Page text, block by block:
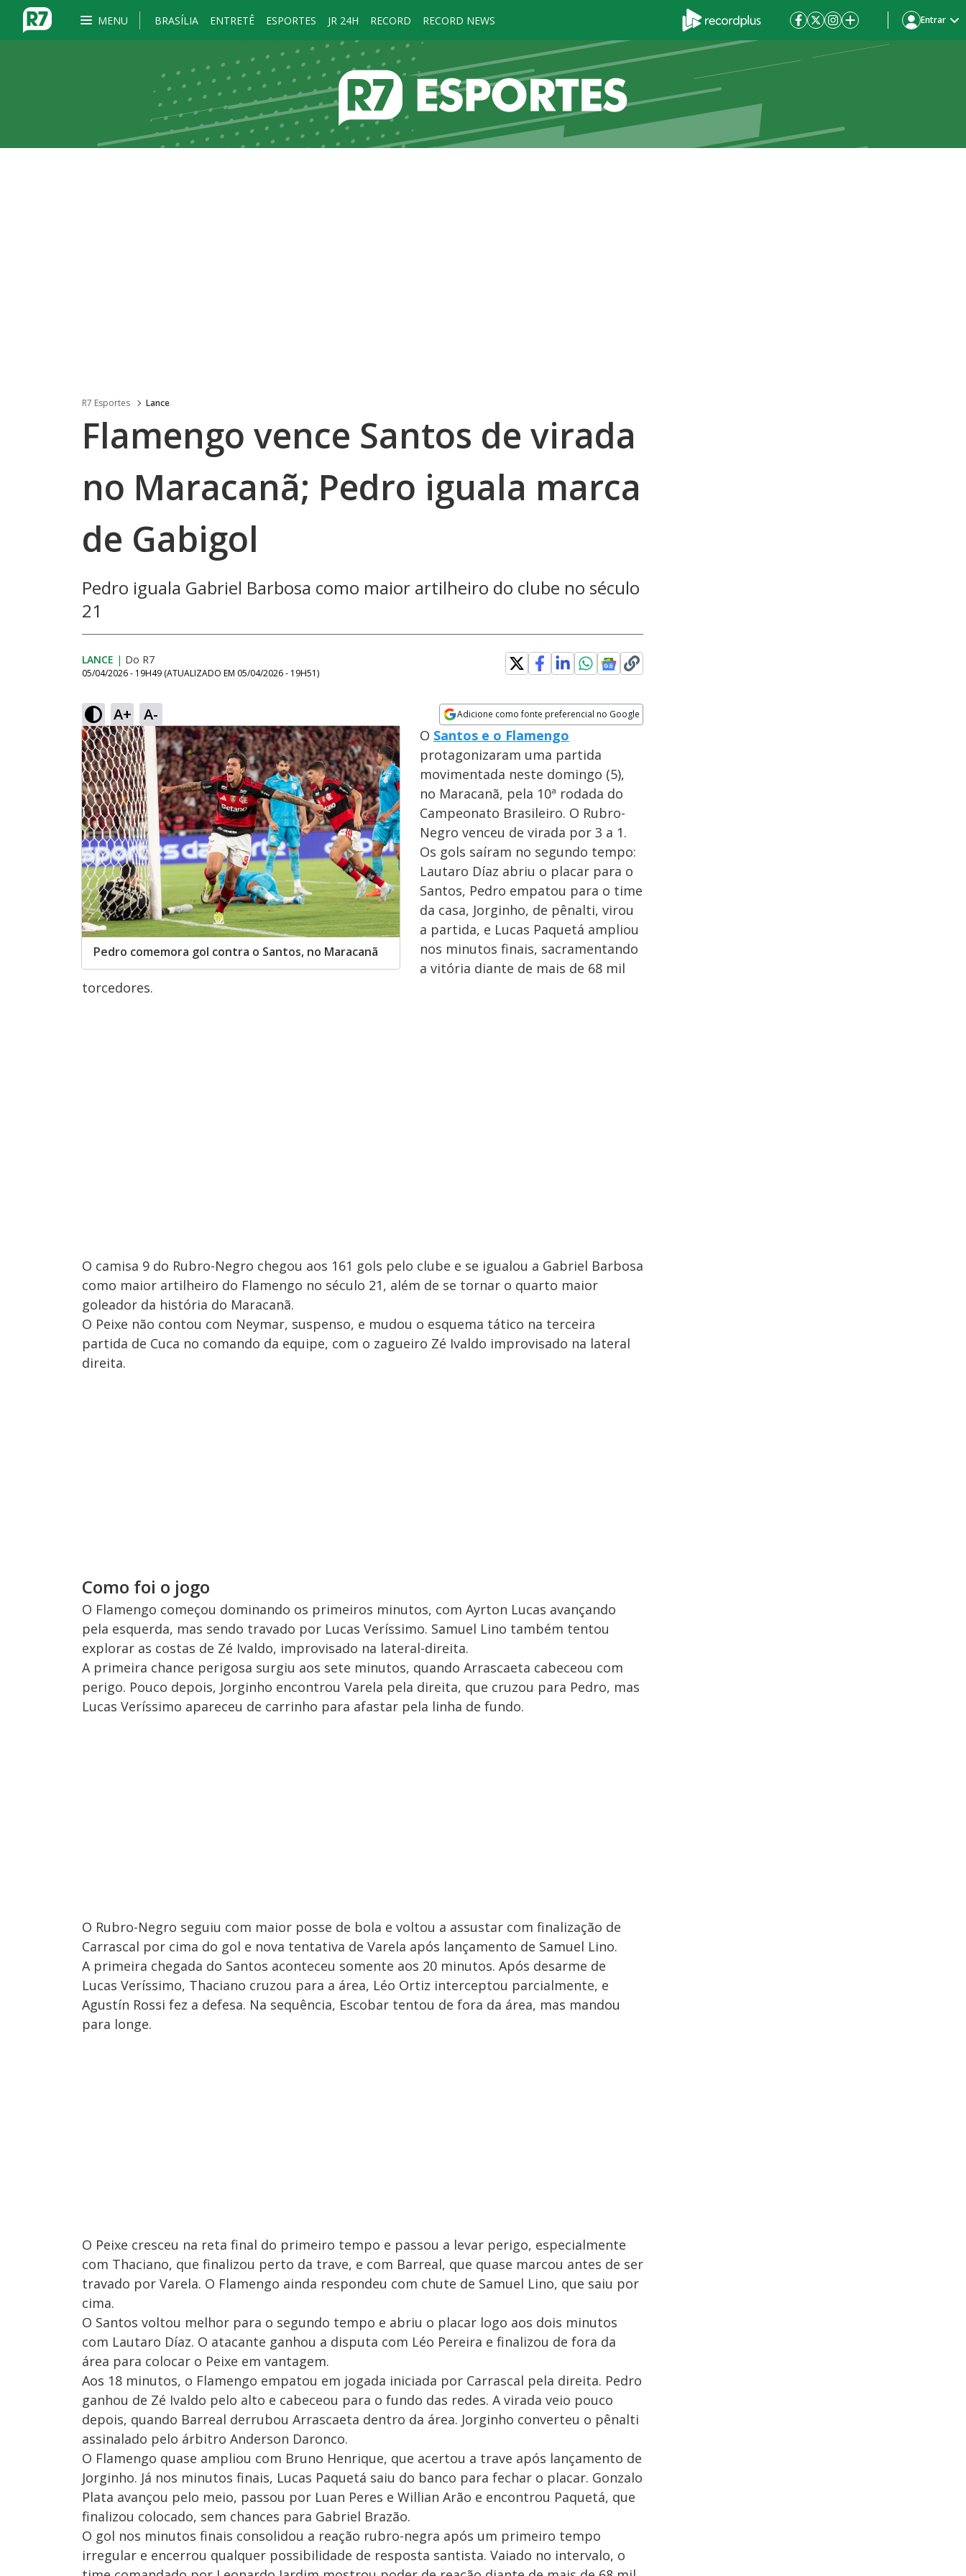
MENU BRASÍLIA ENTRETÊ ESPORTES JR 24H RECORD RECORD NEWS Entrar
R7 Esportes Lance
Flamengo vence Santos de virada
no Maracanã; Pedro iguala marca
de Gabigol
Pedro iguala Gabriel Barbosa como maior artilheiro do clube no século
21
LANCE | Do R7
05/04/2026 - 19H49 (ATUALIZADO EM 05/04/2026 - 19H51)
A+ A- Adicione como fonte preferencial no Google
Opens in new window
Pedro comemora gol contra o Santos, no Maracanã
O Santos e o Flamengo
protagonizaram uma partida
movimentada neste domingo (5),
no Maracanã, pela 10ª rodada do
Campeonato Brasileiro. O Rubro-
Negro venceu de virada por 3 a 1.
Os gols saíram no segundo tempo:
Lautaro Díaz abriu o placar para o
Santos, Pedro empatou para o time
da casa, Jorginho, de pênalti, virou
a partida, e Lucas Paquetá ampliou
nos minutos finais, sacramentando
a vitória diante de mais de 68 mil
torcedores.
O camisa 9 do Rubro-Negro chegou aos 161 gols pelo clube e se igualou a Gabriel Barbosa
como maior artilheiro do Flamengo no século 21, além de se tornar o quarto maior
goleador da história do Maracanã.
O Peixe não contou com Neymar, suspenso, e mudou o esquema tático na terceira
partida de Cuca no comando da equipe, com o zagueiro Zé Ivaldo improvisado na lateral
direita.
Como foi o jogo
O Flamengo começou dominando os primeiros minutos, com Ayrton Lucas avançando
pela esquerda, mas sendo travado por Lucas Veríssimo. Samuel Lino também tentou
explorar as costas de Zé Ivaldo, improvisado na lateral-direita.
A primeira chance perigosa surgiu aos sete minutos, quando Arrascaeta cabeceou com
perigo. Pouco depois, Jorginho encontrou Varela pela direita, que cruzou para Pedro, mas
Lucas Veríssimo apareceu de carrinho para afastar pela linha de fundo.
O Rubro-Negro seguiu com maior posse de bola e voltou a assustar com finalização de
Carrascal por cima do gol e nova tentativa de Varela após lançamento de Samuel Lino.
A primeira chegada do Santos aconteceu somente aos 20 minutos. Após desarme de
Lucas Veríssimo, Thaciano cruzou para a área, Léo Ortiz interceptou parcialmente, e
Agustín Rossi fez a defesa. Na sequência, Escobar tentou de fora da área, mas mandou
para longe.
O Peixe cresceu na reta final do primeiro tempo e passou a levar perigo, especialmente
com Thaciano, que finalizou perto da trave, e com Barreal, que quase marcou antes de ser
travado por Varela. O Flamengo ainda respondeu com chute de Samuel Lino, que saiu por
cima.
O Santos voltou melhor para o segundo tempo e abriu o placar logo aos dois minutos
com Lautaro Díaz. O atacante ganhou a disputa com Léo Pereira e finalizou de fora da
área para colocar o Peixe em vantagem.
Aos 18 minutos, o Flamengo empatou em jogada iniciada por Carrascal pela direita. Pedro
ganhou de Zé Ivaldo pelo alto e cabeceou para o fundo das redes. A virada veio pouco
depois, quando Barreal derrubou Arrascaeta dentro da área. Jorginho converteu o pênalti
assinalado pelo árbitro Anderson Daronco.
O Flamengo quase ampliou com Bruno Henrique, que acertou a trave após lançamento de
Jorginho. Já nos minutos finais, Lucas Paquetá saiu do banco para fechar o placar. Gonzalo
Plata avançou pelo meio, passou por Luan Peres e Willian Arão e encontrou Paquetá, que
finalizou colocado, sem chances para Gabriel Brazão.
O gol nos minutos finais consolidou a reação rubro-negra após um primeiro tempo
irregular e encerrou qualquer possibilidade de resposta santista. Vaiado no intervalo, o